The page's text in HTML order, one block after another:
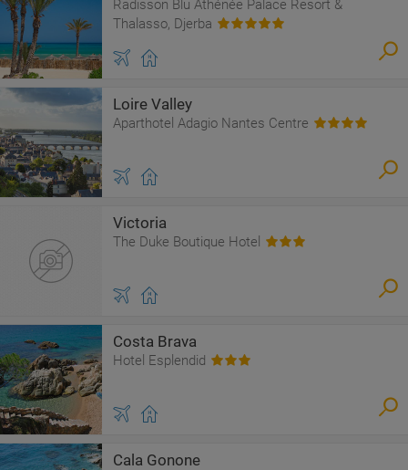
Radisson Blu Athénée Palace Resort &
Thalasso, Djerba
Loire Valley
Aparthotel Adagio Nantes Centre
Victoria
The Duke Boutique Hotel
Costa Brava
Hotel Esplendid
Cala Gonone